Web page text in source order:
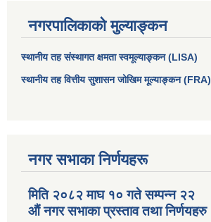
नगरपालिकाको मुल्याङ्कन
स्थानीय तह संस्थागत क्षमता स्वमूल्याङ्कन (LISA)
स्थानीय तह वित्तीय सुशासन जोखिम मूल्याङ्कन (FRA)
नगर सभाका निर्णयहरू
मिति २०८२ माघ १० गते सम्पन्न २२
औं नगर सभाका प्रस्ताव तथा निर्णयहरु